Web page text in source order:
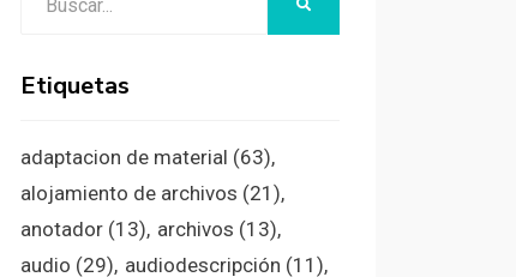
Etiquetas
adaptacion de material (63)
alojamiento de archivos (21)
anotador(13) archivos (13)
audio (29) audiodescripción (11)